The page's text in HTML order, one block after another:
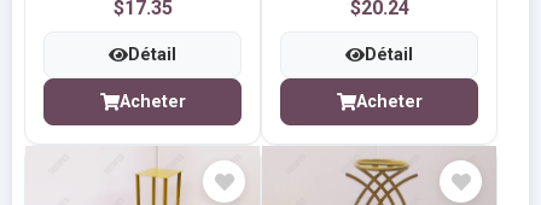
$17.35
Détail
Acheter
$20.24
Détail
Acheter